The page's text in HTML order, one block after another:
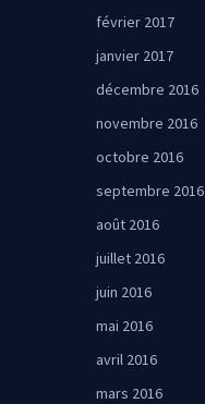
février 2017
janvier 2017
décembre 2016
novembre 2016
octobre 2016
septembre 2016
août 2016
juillet 2016
juin 2016
mai 2016
avril 2016
mars 2016